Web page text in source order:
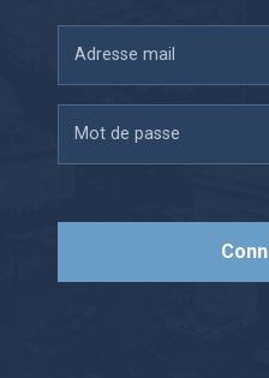
Adresse mail
Mot de passe